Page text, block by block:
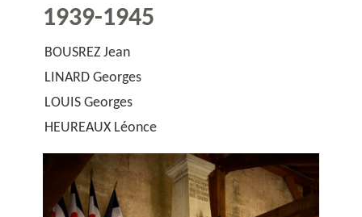
1939-1945
BOUSREZ Jean
LINARD Georges
LOUIS Georges
HEUREAUX Léonce